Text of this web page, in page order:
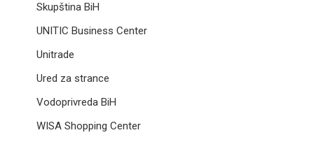
Skupština BiH​
UNITIC Business Center
Unitrade
Ured za strance
Vodoprivreda BiH
WISA Shopping Center